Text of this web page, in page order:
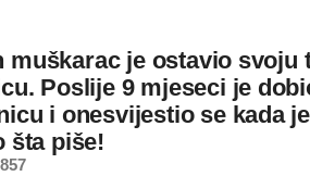
muškarac je ostavio svoju
Poslije 9 mjeseci je
i onesvijestio se kada je
šta piše!